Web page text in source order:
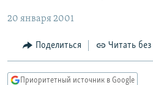
главной
навигации
Вернутся
поиску
IDEL.РЕАЛИИ
КАВКАЗ.РЕАЛИИ
СЕВЕР.РЕАЛИИ
20 января 2001
Поделиться Читать без
Приоритетный источник в Google